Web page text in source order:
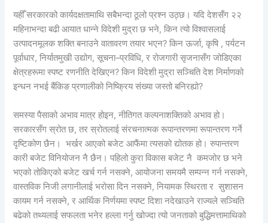
यहीँ सरकारको कार्यदक्षतामाथि सबैभन्दा ठूलो प्रश्न उठ्छ। यदि देशसँग २२
महिनाभन्दा बढी आयात धान्ने विदेशी मुद्रा छ भने, किन त्यो विश्वासलाई
उत्पादनमूलक शक्ति बनाउने वातावरण तयार भएन? किन ऊर्जा, कृषि , पर्यटन
पूर्वाधार, निर्यातमुखी उद्योग, सूचना–प्रविधि, र रोजगारी सृजनासँग जोडिएका
क्षेत्रहरूमा स्पष्ट रणनीति देखिएन? किन विदेशी मुद्रा सञ्चिति देश निर्माणको
इन्धन नभई बैंकिङ प्रणालीको निष्क्रिय संख्या जस्तो बनिरह्यो?
समस्या पैसाको अभाव मात्र होइन, नीतिगत कल्पनाशक्तिको अभाव हो।
सरकारसँग स्रोत छ, तर स्रोतलाई संरचनात्मक रूपान्तरणमा रूपान्तरण गर्ने
दृष्टिकोण छैन। भर्खर आएको बजेट आफैंमा त्यसको द्योतक हो। रुपान्तरण
कारी बजेट विनियोजन नै छैन। पहिलो कुरा विकास बजेट नै कमजोर छ भने
भएको तोकिएको बजेट खर्च गर्न नसक्ने, आयोजना समयमै सम्पन्न गर्न नसक्ने,
वास्तविक निजी लगानीलाई भरोसा दिन नसक्ने, नियामक स्थिरता र सुशासन
कायम गर्न नसक्ने, र आर्थिक निर्णयमा स्पष्ट दिशा नदेखाउने राज्यले सञ्चिति
बढेको तथ्यलाई सफलता भनेर हल्ला गर्नु खोज्दा त्यो जनताको बुद्धिमत्तामाथिको